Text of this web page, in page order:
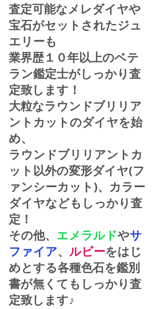
査定可能なメレダイヤや
宝石がセットされたジュ
エリーも
業界歴１０年以上のベテ
ラン鑑定士がしっかり査
定致します！
大粒なラウンドブリリア
ントカットのダイヤを始
め、
ラウンドブリリアントカ
ット以外の変形ダイヤ(フ
ァンシーカット)、カラー
ダイヤなどもしっかり査
定！
その他、 エメラルドやサ
ファイア、 ルビーをはじ
めとする各種色石を鑑別
書が無くてもしっかり査
定致します♪